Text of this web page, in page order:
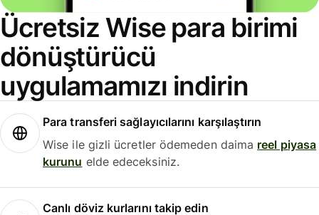
Ücretsiz Wise para birimi
dönüştürücü
uygulamamızı indirin
Para transferi sağlayıcılarını karşılaştırın
Wise ile gizli ücretler ödemeden daima reel piyasa
kurunu elde edeceksiniz.
Canlı döviz kurlarını takip edin